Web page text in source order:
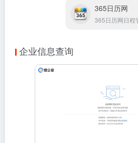
365日历网
企业信息查询